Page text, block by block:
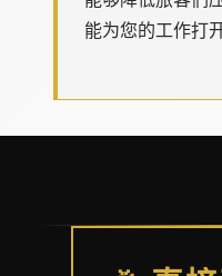
能为您的工作打